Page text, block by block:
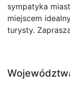
sympatyka
miejscem
turysty.